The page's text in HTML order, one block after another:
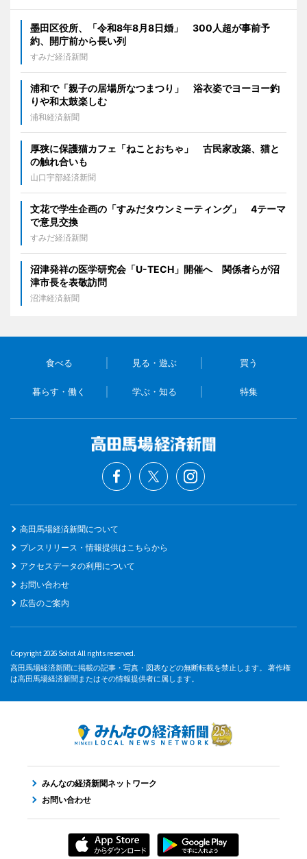
墨田区役所、「令和8年8月8日婚」 300人超が事前予
約、開庁前から長い列
すみだ経済新聞
浦和で「親子の居場所なつまつり」 浴衣姿でヨーヨー釣
りや和太鼓楽しむ
浦和経済新聞
厚狭に保護猫カフェ「ねことおちゃ」 古民家改築、猫と
の触れ合いも
山口宇部経済新聞
文花で学生企画の「すみだタウンミーティング」 4テーマ
で意見交換
すみだ経済新聞
沼津発祥の医学研究会「U-TECH」開催へ 関係者らが沼
津市長を表敬訪問
沼津経済新聞
食べる 見る・遊ぶ 買う
暮らす・働く 学ぶ・知る 特集
高田馬場経済新聞について
プレスリリース・情報提供はこちらから
アクセスデータの利用について
お問い合わせ
広告のご案内
Copyright 2026 Sohot All rights reserved.
高田馬場経済新聞に掲載の記事・写真・図表などの無断転載を禁止します。 著作権
は高田馬場経済新聞またはその情報提供者に属します。
みんなの経済新聞ネットワーク
お問い合わせ